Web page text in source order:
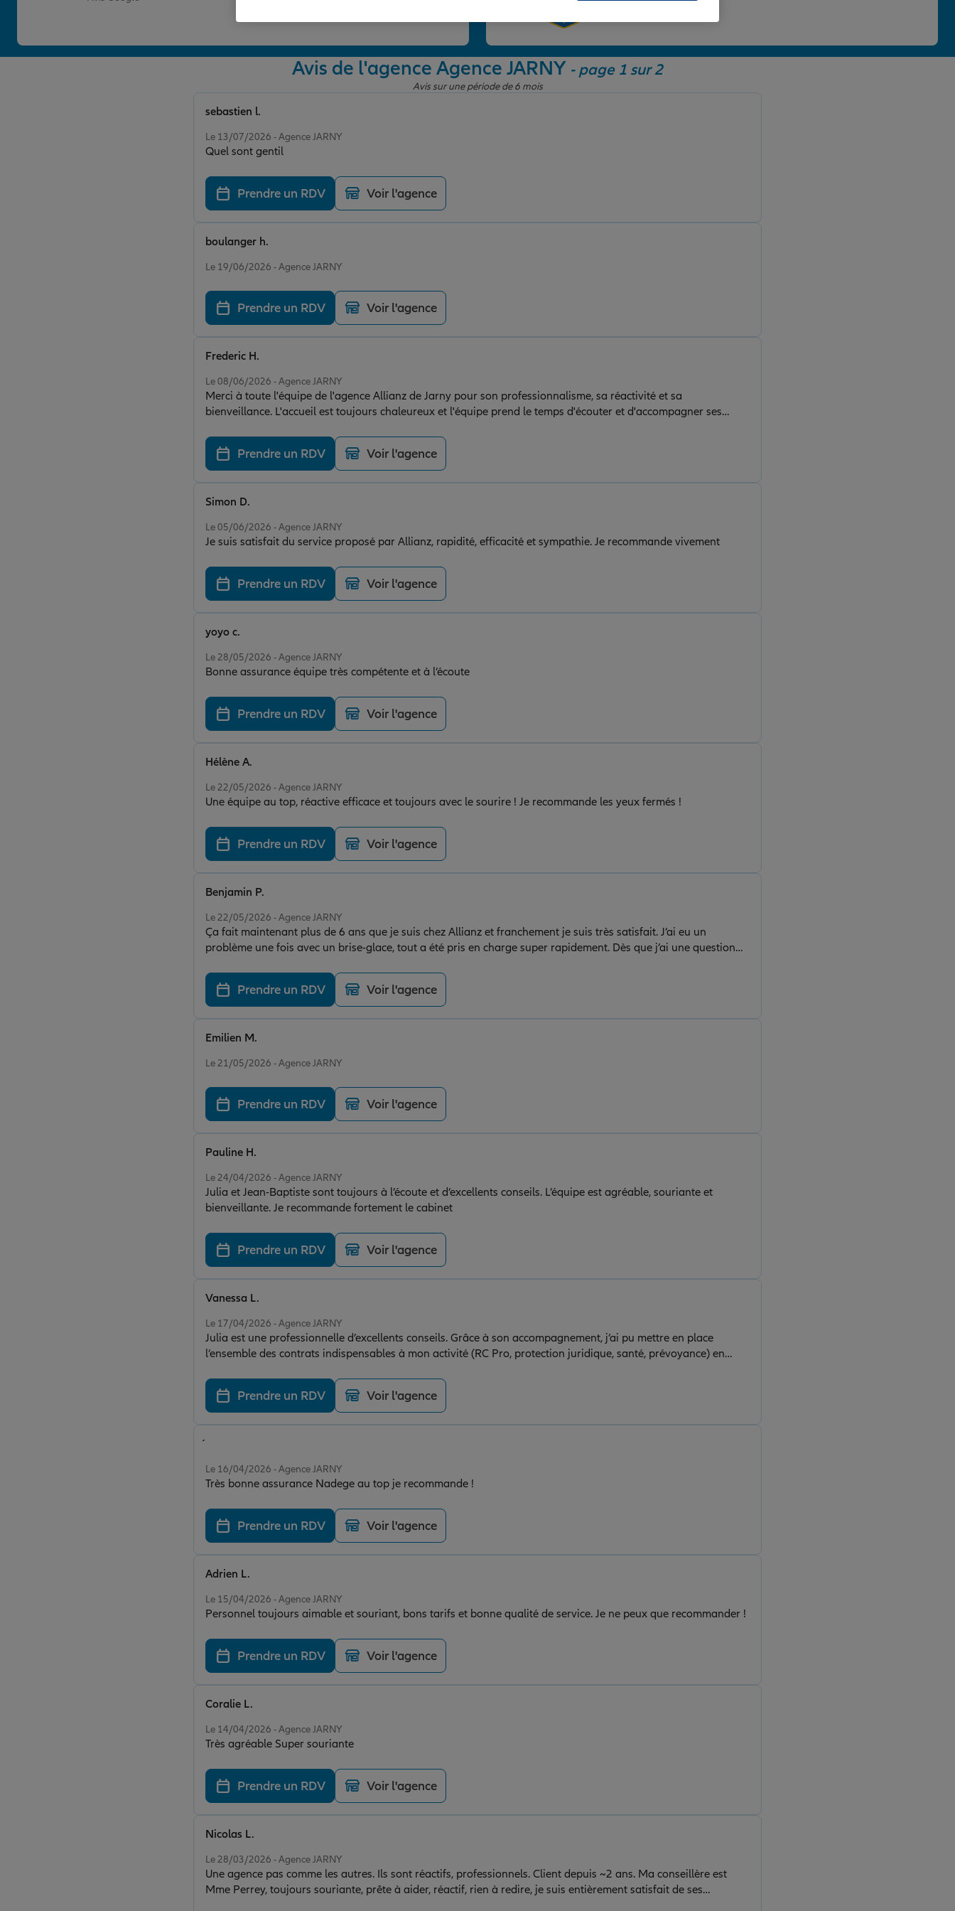
Avis de l'agence Agence JARNY - page 1 sur 2
Avis sur une période de 6 mois
Le 13/07/2026 - Agence JARNY
Quel sont gentil
sebastien l.
Prendre un RDV Voir l'agence
Le 19/06/2026 - Agence JARNY
boulanger h.
Prendre un RDV Voir l'agence
Le 08/06/2026 - Agence JARNY
Merci à toute l'équipe de l'agence Allianz de Jarny pour son professionnalisme, sa réactivité et sa
bienveillance. L'accueil est toujours chaleureux et l'équipe prend le temps d'écouter et d'accompagner ses
qualité de son service et son sens de la relation client.
Frederic H.
Prendre un RDV Voir l'agence
Le 05/06/2026 - Agence JARNY
Je suis satisfait du service proposé par Allianz, rapidité, efficacité et sympathie. Je recommande vivement
Simon D.
Prendre un RDV Voir l'agence
Le 28/05/2026 - Agence JARNY
Bonne assurance équipe très compétente et à l’écoute
yoyo c.
Prendre un RDV Voir l'agence
Le 22/05/2026 - Agence JARNY
Une équipe au top, réactive efficace et toujours avec le sourire ! Je recommande les yeux fermés !
Hélène A.
Prendre un RDV Voir l'agence
Le 22/05/2026 - Agence JARNY
Ça fait maintenant plus de 6 ans que je suis chez Allianz et franchement je suis très satisfait. J’ai eu un
problème une fois avec un brise-glace, tout a été pris en charge super rapidement. Dès que j’ai une question
toujours réactifs. Je recommande sans hésiter.
Benjamin P.
Prendre un RDV Voir l'agence
Le 21/05/2026 - Agence JARNY
Emilien M.
Prendre un RDV Voir l'agence
Le 24/04/2026 - Agence JARNY
Julia et Jean-Baptiste sont toujours à l’écoute et d’excellents conseils. L’équipe est agréable, souriante et
bienveillante. Je recommande fortement le cabinet
Pauline H.
Prendre un RDV Voir l'agence
Le 17/04/2026 - Agence JARNY
Julia est une professionnelle d’excellents conseils. Grâce à son accompagnement, j’ai pu mettre en place
l’ensemble des contrats indispensables à mon activité (RC Pro, protection juridique, santé, prévoyance) en
différence. Je recommande vivement ses services à toute personne souhaitant être bien accompagnée et
parfaitement protégée dans son activité professionnelle.
Vanessa L.
Prendre un RDV Voir l'agence
Le 16/04/2026 - Agence JARNY
Très bonne assurance Nadege au top je recommande !
Prendre un RDV Voir l'agence
Le 15/04/2026 - Agence JARNY
Personnel toujours aimable et souriant, bons tarifs et bonne qualité de service. Je ne peux que recommander !
Adrien L.
Prendre un RDV Voir l'agence
Le 14/04/2026 - Agence JARNY
Très agréable Super souriante
Coralie L.
Prendre un RDV Voir l'agence
Le 28/03/2026 - Agence JARNY
Une agence pas comme les autres. Ils sont réactifs, professionnels. Client depuis ~2 ans. Ma conseillère est
Mme Perrey, toujours souriante, prête à aider, réactif, rien à redire, je suis entièrement satisfait de ses
Nicolas L.